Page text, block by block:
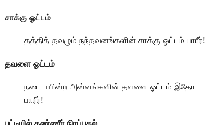
சாக்கு ஓட்டம்
தத்தித் தவழும் நந்தவனங்களின் சாக்கு ஓட்டம் பாரீர்!
தவளை ஓட்டம்
நடை பயின்ற அன்னங்களின் தவளை ஓட்டம் இதோ
பாரீர்!
புட்டியில் தண்ணீர் நிரப்புதல்,